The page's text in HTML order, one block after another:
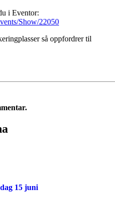
i Eventor:
Show/22050
så oppfordrer til
15 juni